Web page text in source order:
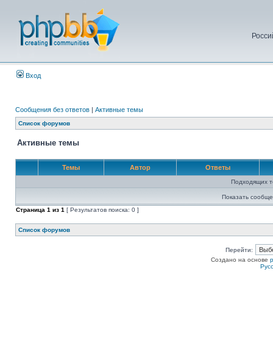
Вход
Сообщения без ответов | Активные темы
Список форумов
Активные темы
Темы Автор Ответы
Подходящих
Показать
Страница 1 из 1 [ Результатов поиска: 0 ]
Список форумов
Перейти:
Создано на основе